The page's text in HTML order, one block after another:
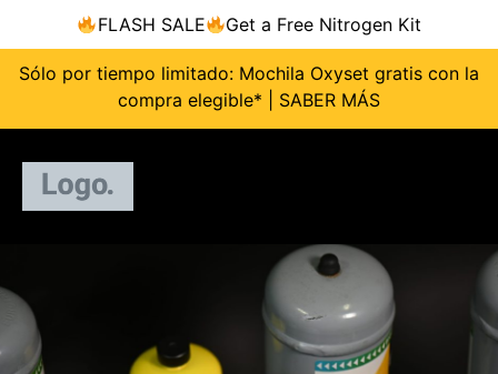
FLASH SALE Get a Free Nitrogen Kit
Sólo por tiempo limitado: Mochila Oxyset gratis con la
compra elegible* | SABER MÁS